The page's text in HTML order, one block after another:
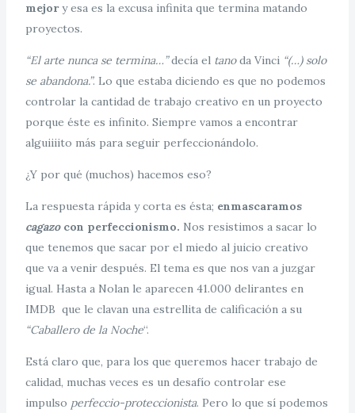
mejory esa es la excusa infinita que termina matando
proyectos.
“El arte nunca se termina…”decía el tanoda Vinci “(…) solo
se abandona.”. Lo que estaba diciendo es que no podemos
controlar la cantidad de trabajo creativo en un proyecto
porque éste es infinito. Siempre vamos a encontrar
alguiiiito más para seguir perfeccionándolo.
¿Y por qué (muchos) hacemos eso?
La respuesta rápida y corta es ésta; enmascaramos
cagazocon perfeccionismo. Nos resistimos a sacar lo
que tenemos que sacar por el miedo al juicio creativo
que va a venir después. El tema es que nos van a juzgar
igual. Hasta a Nolan le aparecen 41.000 delirantes en
IMDB que le clavan una estrellita de calificación a su
“Caballero de la Noche“.
Está claro que, para los que queremos hacer trabajo de
calidad, muchas veces es un desafío controlar ese
impulso perfeccio-proteccionista. Pero lo que sí podemos